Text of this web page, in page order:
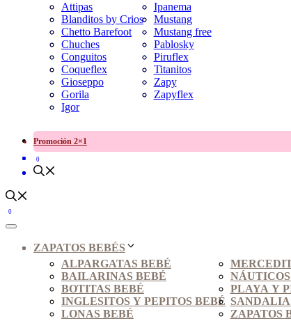
Attipas
Blanditos by Crios
Chetto Barefoot
Chuches
Conguitos
Coqueflex
Gioseppo
Gorila
Igor
Ipanema
Mustang
Mustang free
Pablosky
Piruflex
Titanitos
Zapy
Zapyflex
Promoción 2×1
0
0
ZAPATOS BEBÉS
ALPARGATAS BEBÉ
BAILARINAS BEBÉ
BOTITAS BEBÉ
INGLESITOS Y PEPITOS BEBÉ
LONAS BEBÉ
PLAYA Y
ZAPATOS